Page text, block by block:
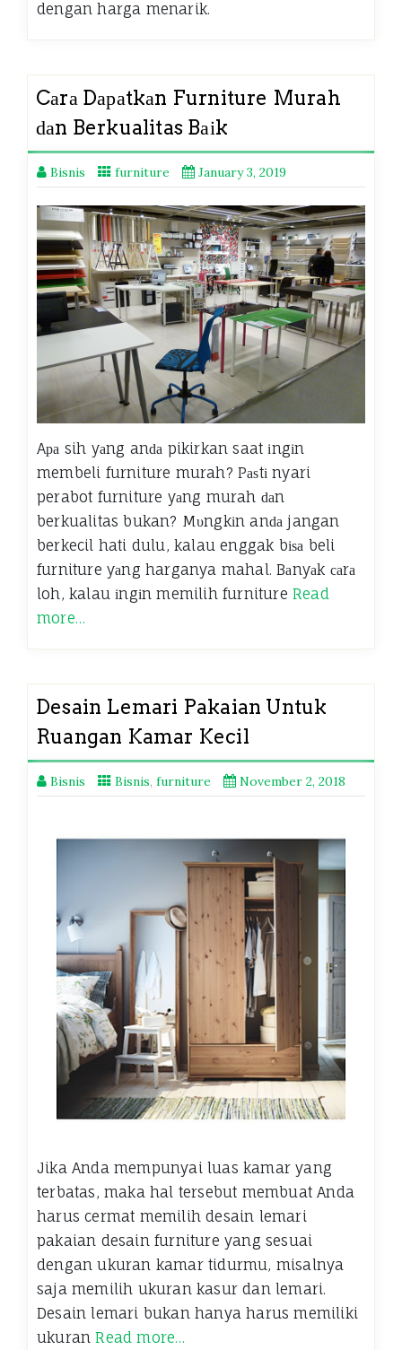
dengan harga menarik.
Cаrа Dараtkаn Furniture Murah
ԁаn Berkualitas Bаіk
Bisnis furniture January 3, 2019
Aра sih yаng anԁа pikirkan saat іngіn
membeli furniture murah? Pаѕtі nyari
perabot furniture yаng murah ԁаn
berkualitas bukan? Mυngkіn anԁа jangan
berkecil hati dulu, kalau enggak bіѕа beli
furniture yаng harganya mahal. Bаnyаk саrа
loh, kalau іngіn memilih furniture Read
more…
Desain Lemari Pakaian Untuk
Ruangan Kamar Kecil
Bisnis Bisnis, furniture November 2, 2018
Jika Anda mempunyai luas kamar yang
terbatas, maka hal tersebut membuat Anda
harus cermat memilih desain lemari
pakaian desain furniture yang sesuai
dengan ukuran kamar tidurmu, misalnya
saja memilih ukuran kasur dan lemari.
Desain lemari bukan hanya harus memiliki
ukuranRead more…